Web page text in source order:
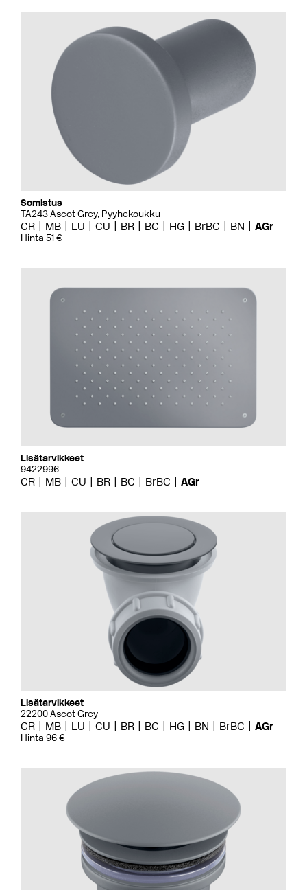
Somistus
TA243 Ascot Grey, Pyyhekoukku
CR MB LU CU BR BC HG BrBC BN AGr
Hinta 51 €
Lisätarvikkeet
9422996
CR MB CU BR BC BrBC AGr
Lisätarvikkeet
22200 Ascot Grey
CR MB LU CU BR BC HG BN BrBC AGr
Hinta 96 €